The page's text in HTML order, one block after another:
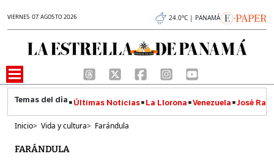
VIERNES 07 AGOSTO 2026 24.0°C | PANAMÁ
Últimas Noticias La Llorona Venezuela José
Inicio> Vida y cultura> Farándula
FARÁNDULA